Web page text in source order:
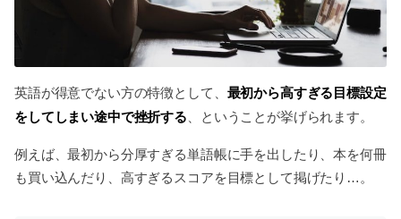
英語が得意でない方の特徴として、 最初から高すぎる目標設定
をしてしまい途中で挫折する 、ということが挙げられます。
例えば、最初から分厚すぎる単語帳に手を出したり、本を何冊
も買い込んだり、高すぎるスコアを目標として掲げたり…。